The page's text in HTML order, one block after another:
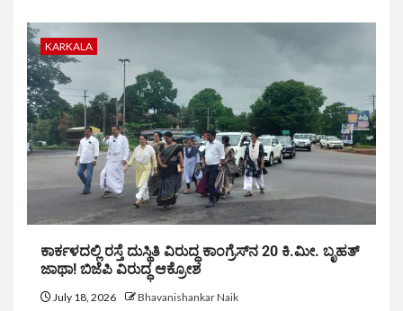
KARKALA
ಕಾರ್ಕಳದಲ್ಲಿ ರಸ್ತೆ ದುಸ್ಥಿತಿ ವಿರುದ್ಧ ಕಾಂಗ್ರೆಸ್‌ನ 20 ಕಿ.ಮೀ. ಬೃಹತ್
ಜಾಥಾ! ಬಿಜೆಪಿ ವಿರುದ್ಧ ಆಕ್ರೋಶ
July 18, 2026 Bhavanishankar Naik